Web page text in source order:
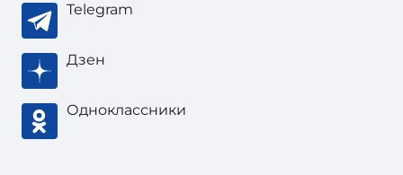
Telegram
Дзен
Одноклассники